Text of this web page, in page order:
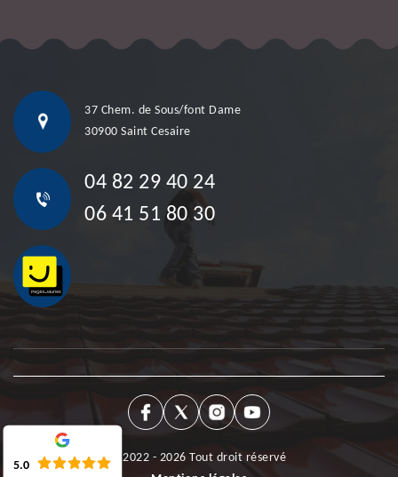
37 Chem. de Sous/font Dame
30900 Saint Cesaire
04 82 29 40 24
06 41 51 80 30
©2022 - 2026 Tout droit réservé
5.0